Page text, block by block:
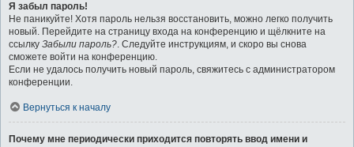
Я забыл пароль!
Не паникуйте! Хотя пароль нельзя восстановить, можно легко получить
новый. Перейдите на страницу входа на конференцию и щёлкните на
ссылку Забыли пароль?. Следуйте инструкциям, и скоро вы снова
сможете войти на конференцию.
Если не удалось получить новый пароль, свяжитесь с администратором
конференции.
Вернуться к началу
Почему мне периодически приходится повторять ввод имени и